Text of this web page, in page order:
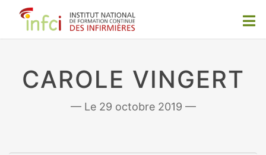
CAROLE VINGERT
29 octobre 2019